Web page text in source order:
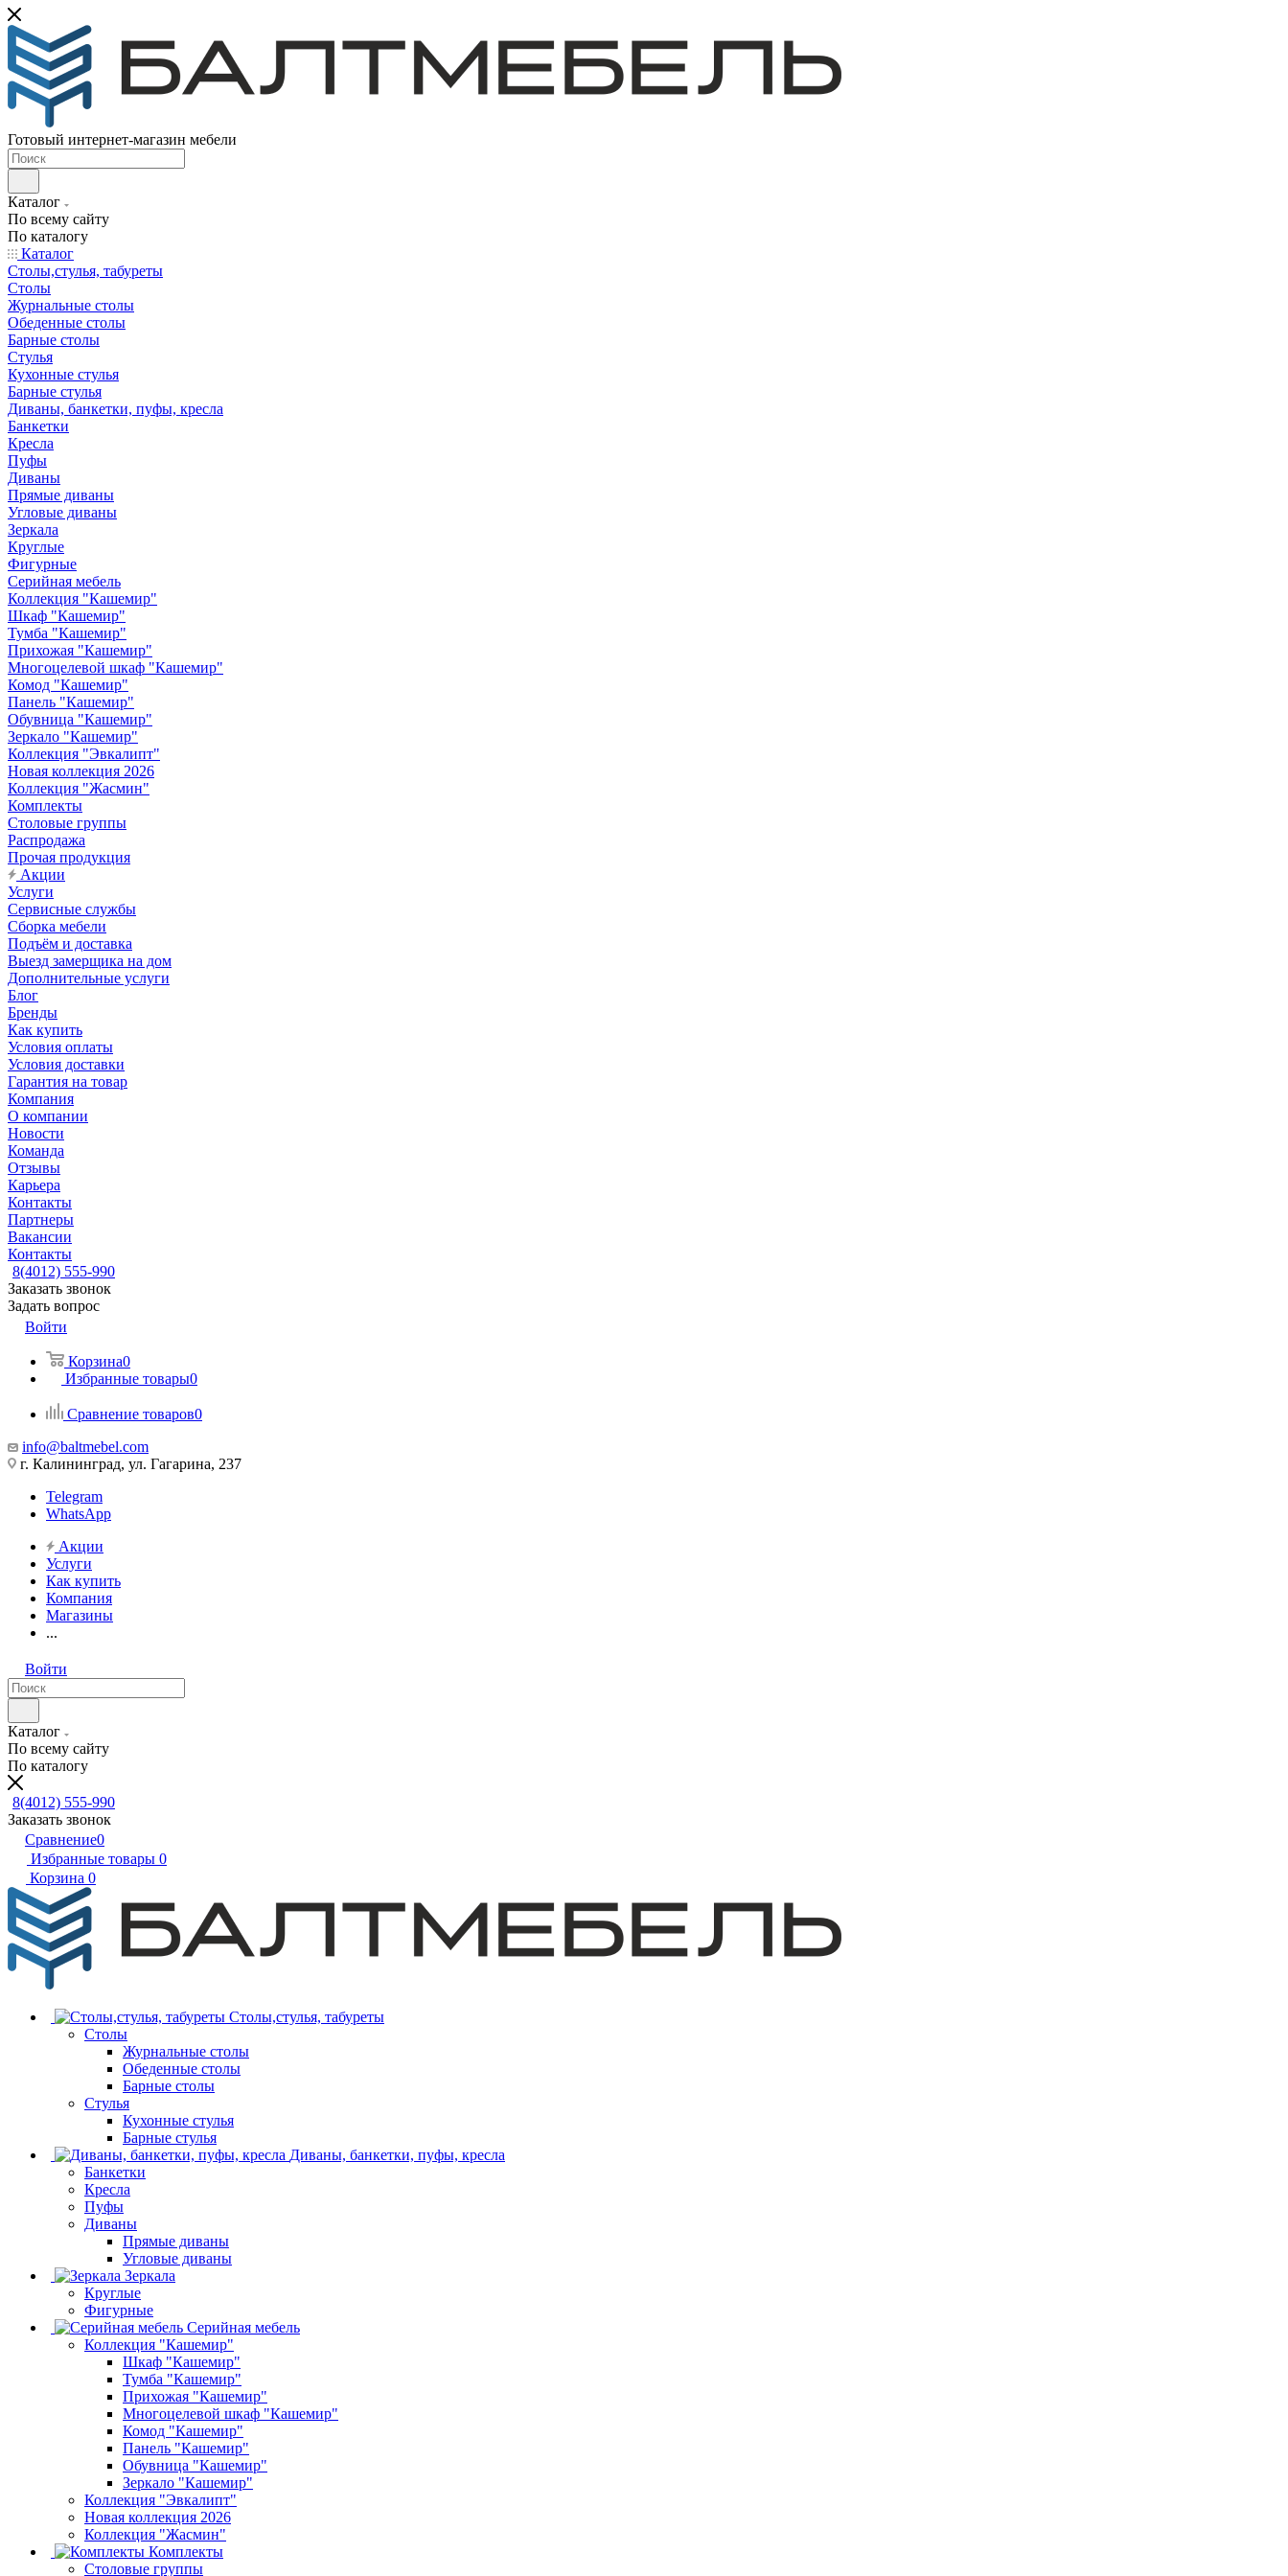
Готовый интернет-магазин мебели
Каталог
По всему сайту
По каталогу
Каталог
Столы,стулья, табуреты
Столы
Журнальные столы
Обеденные столы
Барные столы
Стулья
Кухонные стулья
Барные стулья
Диваны, банкетки, пуфы, кресла
Банкетки
Кресла
Пуфы
Диваны
Прямые диваны
Угловые диваны
Зеркала
Круглые
Фигурные
Серийная мебель
Коллекция "Кашемир"
Шкаф "Кашемир"
Тумба "Кашемир"
Прихожая "Кашемир"
Многоцелевой шкаф "Кашемир"
Комод "Кашемир"
Панель "Кашемир"
Обувница "Кашемир"
Зеркало "Кашемир"
Коллекция "Эвкалипт"
Новая коллекция 2026
Коллекция "Жасмин"
Комплекты
Столовые группы
Распродажа
Прочая продукция
Акции
Услуги
Сервисные службы
Сборка мебели
Подъём и доставка
Выезд замерщика на дом
Дополнительные услуги
Блог
Бренды
Как купить
Условия оплаты
Условия доставки
Гарантия на товар
Компания
О компании
Новости
Команда
Отзывы
Карьера
Контакты
Партнеры
Вакансии
Контакты
8(4012) 555-990
Заказать звонок
Задать вопрос
Войти
Корзина0
Избранные товары0
Сравнение товаров0
info@baltmebel.com
г. Калининград, ул. Гагарина, 237
Telegram
WhatsApp
Акции
Услуги
Как купить
Компания
Магазины
...
Войти
Каталог
По всему сайту
По каталогу
8(4012) 555-990
Заказать звонок
Сравнение0
Избранные товары 0
Корзина 0
Столы,стулья, табуреты
Столы
Журнальные столы
Обеденные столы
Барные столы
Стулья
Кухонные стулья
Барные стулья
Диваны, банкетки, пуфы, кресла
Банкетки
Кресла
Пуфы
Диваны
Прямые диваны
Угловые диваны
Зеркала
Круглые
Фигурные
Серийная мебель
Коллекция "Кашемир"
Шкаф "Кашемир"
Тумба "Кашемир"
Прихожая "Кашемир"
Многоцелевой шкаф "Кашемир"
Комод "Кашемир"
Панель "Кашемир"
Обувница "Кашемир"
Зеркало "Кашемир"
Коллекция "Эвкалипт"
Новая коллекция 2026
Коллекция "Жасмин"
Комплекты
Столовые группы